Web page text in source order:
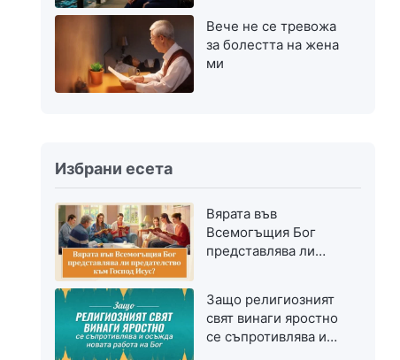
Вече не се тревожа
за болестта на жена
ми
Избрани есета
Вярата във
Всемогъщия Бог
представлява ли
Защо религиозният
свят винаги яростно
се съпротивлява и